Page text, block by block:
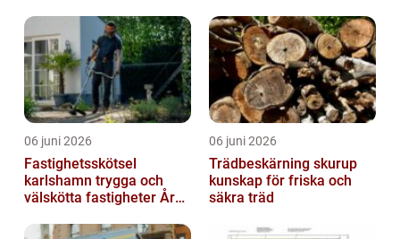
06 juni 2026
Fastighetsskötsel
karlshamn trygga och
välskötta fastigheter Året
06 juni 2026
Trädbeskärning skurup
kunskap för friska och
säkra träd